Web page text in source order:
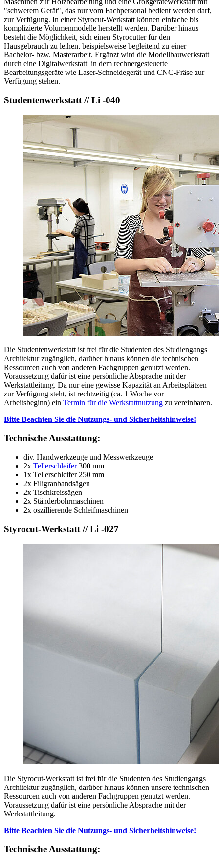
Maschinen zur Holzbearbeitung und eine Großgerätewerkstatt mit
"schwerem Gerät", das nur vom Fachpersonal bedient werden darf,
zur Verfügung. In einer Styrocut-Werkstatt können einfache bis
komplizierte Volumenmodelle herstellt werden. Darüber hinaus
besteht die Möglichkeit, sich einen Styrocutter für den
Hausgebrauch zu leihen, beispielsweise begleitend zu einer
Bachelor- bzw. Masterarbeit. Ergänzt wird die Modellbauwerkstatt
durch eine Digitalwerkstatt, in dem rechnergesteuerte
Bearbeitungsgeräte wie Laser-Schneidegerät und CNC-Fräse zur
Verfügung stehen.
Studentenwerkstatt // Li -040
Die Studentenwerkstatt ist frei für die Studenten des Studiengangs
Architektur zugänglich, darüber hinaus können die technischen
Ressourcen auch von anderen Fachgruppen genutzt werden.
Voraussetzung dafür ist eine persönliche Absprache mit der
Werkstattleitung. Da nur eine gewisse Kapazität an Arbeitsplätzen
zur Verfügung steht, ist rechtzeitig (ca. 1 Woche vor
Arbeitsbeginn) ein Termin für die Werkstattnutzung zu vereinbaren.
Bitte Beachten Sie die Nutzungs- und Sicherheitshinweise!
Technische Ausstattung:
div. Handwerkzeuge und Messwerkzeuge
2x Tellerschleifer300 mm
1x Tellerschleifer 250 mm
2x Filigranbandsägen
2x Tischkreissägen
2x Ständerbohrmaschinen
2x oszillierende Schleifmaschinen
Styrocut-Werkstatt // Li -027
Die Styrocut-Werkstatt ist frei für die Studenten des Studiengangs
Architektur zugänglich, darüber hinaus können unsere technischen
Ressourcen auch von anderen Fachgruppen genutzt werden.
Voraussetzung dafür ist eine persönliche Absprache mit der
Werkstattleitung.
Bitte Beachten Sie die Nutzungs- und Sicherheitshinweise!
Technische Ausstattung: